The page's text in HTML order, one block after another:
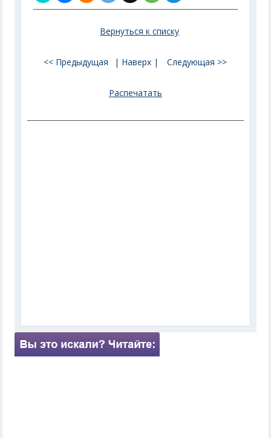
Вернуться к списку
<< Предыдущая | Наверх | Следующая >>
Распечатать